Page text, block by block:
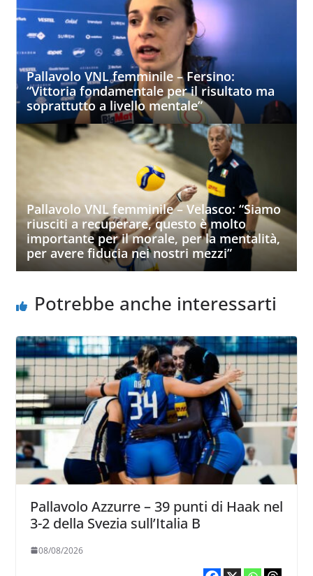
Pallavolo VNL femminile – Fersino:
“Vittoria fondamentale per il risultato ma
soprattutto a livello mentale”
Pallavolo VNL femminile – Velasco: “Siamo
riusciti a recuperare, questo è molto
importante per il morale, per la mentalità,
per avere fiducia nei nostri mezzi”
Potrebbe anche interessarti
Pallavolo Azzurre – 39 punti di Haak nel
3-2 della Svezia sull’Italia B
08/08/2026